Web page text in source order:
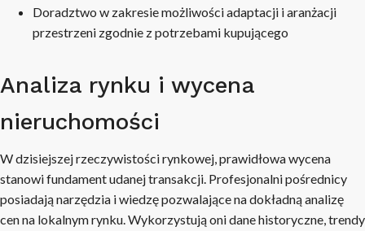
Doradztwo w zakresie możliwości adaptacji i aranżacji
przestrzeni zgodnie z potrzebami kupującego
Analiza rynku i wycena
nieruchomości
W dzisiejszej rzeczywistości rynkowej, prawidłowa wycena
stanowi fundament udanej transakcji. Profesjonalni pośrednicy
posiadają narzędzia i wiedzę pozwalające na dokładną analizę
cen na lokalnym rynku. Wykorzystują oni dane historyczne, trendy